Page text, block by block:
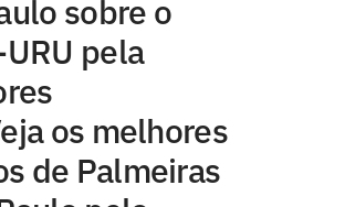
sobre o
pela
os melhores
de Palmeiras